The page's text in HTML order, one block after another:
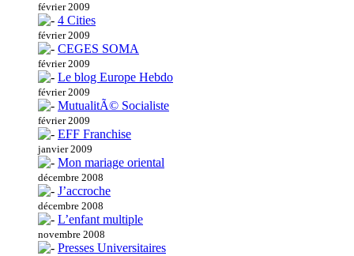
février 2009
4 Cities
février 2009
CEGES SOMA
février 2009
Le blog Europe Hebdo
février 2009
MutualitÃ© Socialiste
février 2009
EFF Franchise
janvier 2009
Mon mariage oriental
décembre 2008
J’accroche
décembre 2008
L’enfant multiple
novembre 2008
Presses Universitaires